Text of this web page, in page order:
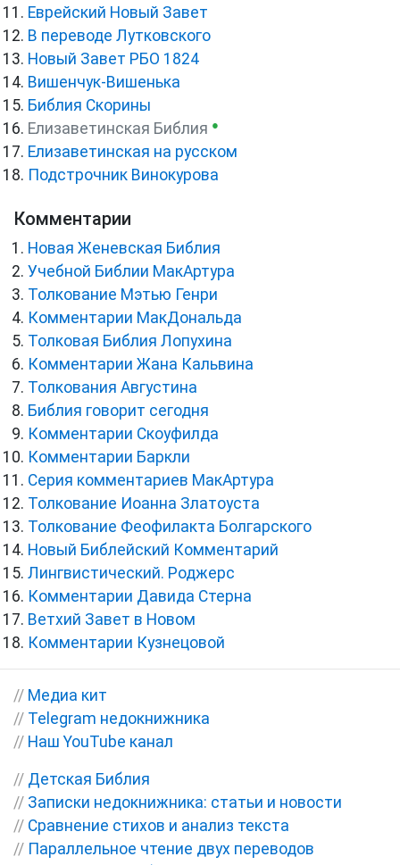
Еврейский Новый Завет
В переводе Лутковского
Новый Завет РБО 1824
Вишенчук-Вишенька
Библия Скорины
Елизаветинская Библия ●
Елизаветинская на русском
Подстрочник Винокурова
Комментарии
Новая Женевская Библия
Учебной Библии МакАртура
Толкование Мэтью Генри
Комментарии МакДональда
Толковая Библия Лопухина
Комментарии Жана Кальвина
Толкования Августина
Библия говорит сегодня
Комментарии Скоуфилда
Комментарии Баркли
Серия комментариев МакАртура
Толкование Иоанна Златоуста
Толкование Феофилакта Болгарского
Новый Библейский Комментарий
Лингвистический. Роджерс
Комментарии Давида Стерна
Ветхий Завет в Новом
Комментарии Кузнецовой
// Медиа кит
// Telegram недокнижника
// Наш YouTube канал
// Детская Библия
// Записки недокнижника: статьи и новости
// Сравнение стихов и анализ текста
// Параллельное чтение двух переводов